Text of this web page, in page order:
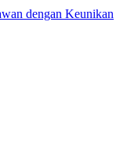
dengan Keunikan